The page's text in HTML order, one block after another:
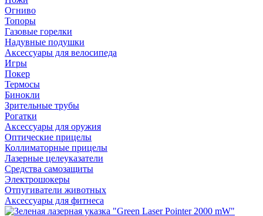
Огниво
Топоры
Газовые горелки
Надувные подушки
Аксессуары для велосипеда
Игры
Покер
Термосы
Бинокли
Зрительные трубы
Рогатки
Аксессуары для оружия
Оптические прицелы
Коллиматорные прицелы
Лазерные целеуказатели
Средства самозащиты
Электрошокеры
Отпугиватели животных
Аксессуары для фитнеса